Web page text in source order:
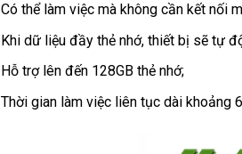
Có thể làm việc mà không cần kết nối
Khi dữ liệu đầy thẻ nhớ, thiết bị sẽ tự
Hỗ trợ lên đến 128GB thẻ nhớ;
Thời gian làm việc liên tục dài khoảng